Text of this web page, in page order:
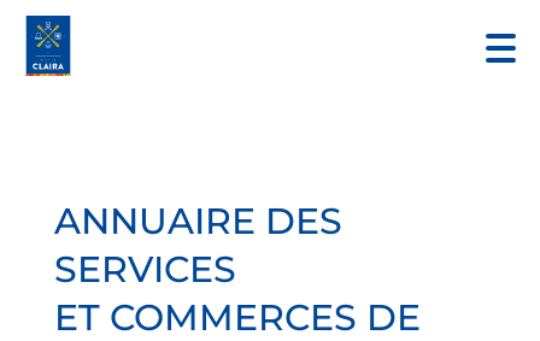
ANNUAIRE DES
SERVICES
ET COMMERCES DE